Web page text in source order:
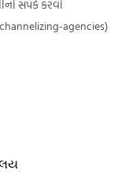
સંપર્ક કરવો
agencies)